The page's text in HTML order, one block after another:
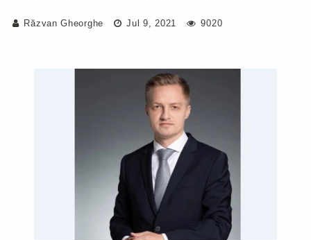
Răzvan Gheorghe Jul 9, 2021 9020